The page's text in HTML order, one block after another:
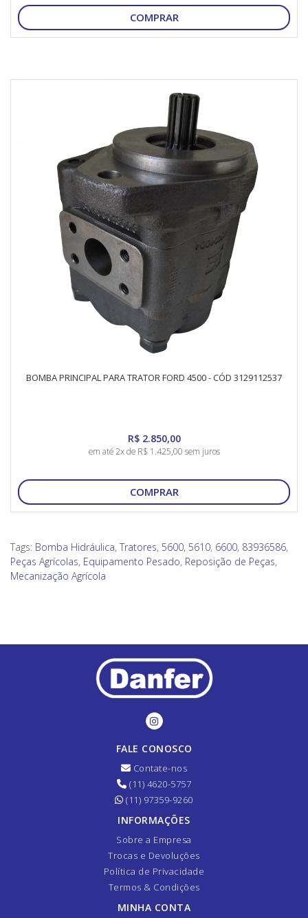
COMPRAR
BOMBA PRINCIPAL PARA TRATOR FORD 4500 - CÓD 3129112537
R$ 2.850,00
em até 2x de R$ 1.425,00 sem juros
COMPRAR
Tags: Bomba Hidráulica, Tratores, 5600, 5610, 6600, 83936586,
Peças Agrícolas, Equipamento Pesado, Reposição de Peças,
Mecanização Agrícola
FALE CONOSCO
Contate-nos
(11) 4620-5757
(11) 97359-9260
INFORMAÇÕES
Sobre a Empresa
Trocas e Devoluções
Política de Privacidade
Termos & Condições
MINHA CONTA